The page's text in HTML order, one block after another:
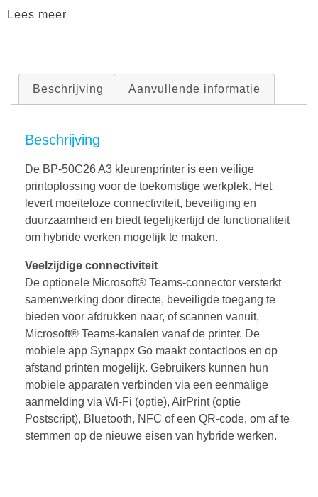
Lees meer
Beschrijving Aanvullende informatie
Beschrijving
De BP-50C26 A3 kleurenprinter is een veilige
printoplossing voor de toekomstige werkplek. Het
levert moeiteloze connectiviteit, beveiliging en
duurzaamheid en biedt tegelijkertijd de functionaliteit
om hybride werken mogelijk te maken.
Veelzijdige connectiviteit
De optionele Microsoft® Teams-connector versterkt
samenwerking door directe, beveiligde toegang te
bieden voor afdrukken naar, of scannen vanuit,
Microsoft® Teams-kanalen vanaf de printer. De
mobiele app Synappx Go maakt contactloos en op
afstand printen mogelijk. Gebruikers kunnen hun
mobiele apparaten verbinden via een eenmalige
aanmelding via Wi-Fi (optie), AirPrint (optie
Postscript), Bluetooth, NFC of een QR-code, om af te
stemmen op de nieuwe eisen van hybride werken.